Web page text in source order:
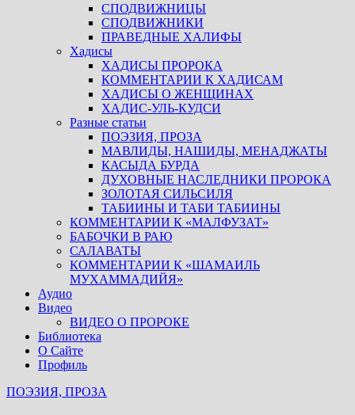
СПОДВИЖНИЦЫ
СПОДВИЖНИКИ
ПРАВЕДНЫЕ ХАЛИФЫ
Хадисы
ХАДИСЫ ПРОРОКА
КОММЕНТАРИИ К ХАДИСАМ
ХАДИСЫ О ЖЕНЩИНАХ
ХАДИС-УЛЬ-КУДСИ
Разные статьи
ПОЭЗИЯ, ПРОЗА
МАВЛИДЫ, НАШИДЫ, МЕНАДЖАТЫ
КАСЫДА БУРДА
ДУХОВНЫЕ НАСЛЕДНИКИ ПРОРОКА
ЗОЛОТАЯ СИЛЬСИЛЯ
ТАБИИНЫ И ТАБИ ТАБИИНЫ
КОММЕНТАРИИ К «МАЛФУЗАТ»
БАБОЧКИ В РАЮ
САЛАВАТЫ
КОММЕНТАРИИ К «ШАМАИЛЬ
МУХАММАДИЙЯ»
Аудио
Видео
ВИДЕО О ПРОРОКЕ
Библиотека
О Сайте
Профиль
ПОЭЗИЯ, ПРОЗА